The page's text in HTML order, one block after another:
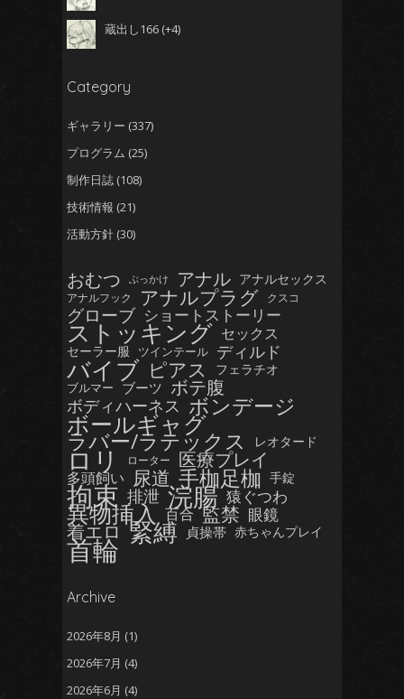
蔵出し166 +4
Category
ギャラリー (337)
プログラム (25)
制作日誌 (108)
技術情報 (21)
活動方針 (30)
おむつ ぶっかけ アナル アナルセックス
アナルフック アナルプラグ クスコ
グローブ ショートストーリー
ストッキング セックス
セーラー服 ツインテール ディルド
バイブ ピアス フェラチオ
ブルマー ブーツ ボテ腹
ボディハーネス ボンデージ
ボールギャグ
ラバー/ラテックス レオタード
ロリ ローター 医療プレイ
多頭飼い 尿道 手枷足枷 手錠
拘束 排泄 浣腸 猿ぐつわ
異物挿入 百合 監禁 眼鏡
着エロ 緊縛 貞操帯 赤ちゃんプレイ
首輪
Archive
2026年8月 (1)
2026年7月 (4)
2026年6月 (4)